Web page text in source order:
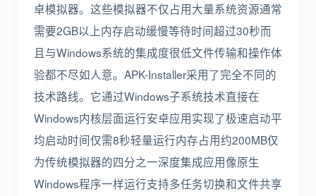
卓模拟器。这些模拟器不仅占用大量系统资源通常
需要2GB以上内存启动缓慢等待时间超过30秒而
且与Windows系统的集成度很低文件传输和操作体
验都不尽如人意。APK-Installer采用了完全不同的
技术路线。它通过Windows子系统技术直接在
Windows内核层面运行安卓应用实现了极速启动平
均启动时间仅需8秒轻量运行内存占用约200MB仅
为传统模拟器的四分之一深度集成应用像原生
Windows程序一样运行支持多任务切换和文件共享